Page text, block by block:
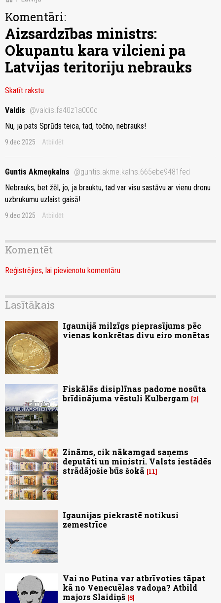
Komentāri:
Aizsardzības ministrs:
Okupantu kara vilcieni pa
Latvijas teritoriju nebrauks
Skatīt rakstu
Valdis @valdis.fa40z1a000c
Nu, ja pats Sprūds teica, tad, točno, nebrauks!
9.dec 2025 Atbildēt
Guntis Akmeņkalns @guntis.akme.kalns.665ebe9481fed
Nebrauks, bet žēl, jo, ja brauktu, tad var visu sastāvu ar vienu dronu
uzbrukumu uzlaist gaisā!
9.dec 2025 Atbildēt
Komentēt
Reģistrējies, lai pievienotu komentāru
Lasītākais
Igaunijā milzīgs pieprasījums pēc
vienas konkrētas divu eiro monētas
Fiskālās disiplīnas padome nosūta
brīdinājuma vēstuli Kulbergam
2
Zināms, cik nākamgad saņems
deputāti un ministri. Valsts iestādēs
strādājošie būs šokā
11
Igaunijas piekrastē notikusi
zemestrīce
Vai no Putina var atbrīvoties tāpat
kā no Venecuēlas vadoņa? Atbild
majors Slaidiņš 5